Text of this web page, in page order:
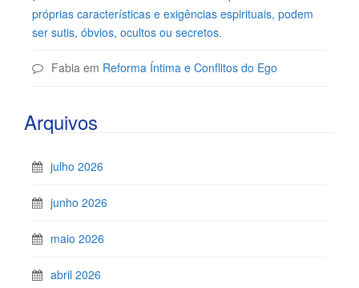
próprias características e exigências espirituais, podem
ser sutis, óbvios, ocultos ou secretos.
Fabia em Reforma Íntima e Conflitos do Ego
Arquivos
julho 2026
junho 2026
maio 2026
abril 2026